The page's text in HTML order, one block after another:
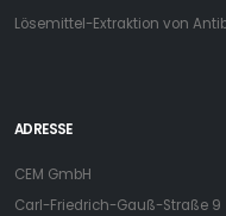
Lösemittel-Extraktion von
ADRESSE
CEM GmbH
Carl-Friedrich-Gauß-Straße 9